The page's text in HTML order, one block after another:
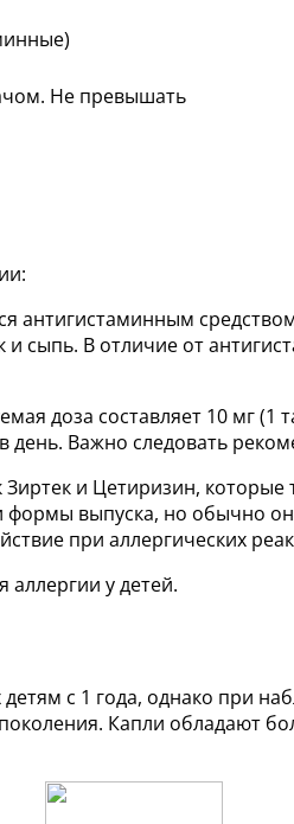
Не превышать
антигистаминным
сыпь. В отличие от
доза составляет 10 мг (1
Важно следовать
Зиртек и Цетиризин,
выпуска, но обычно
при аллергических
аллергии у детей.
с 1 года, однако при
Капли